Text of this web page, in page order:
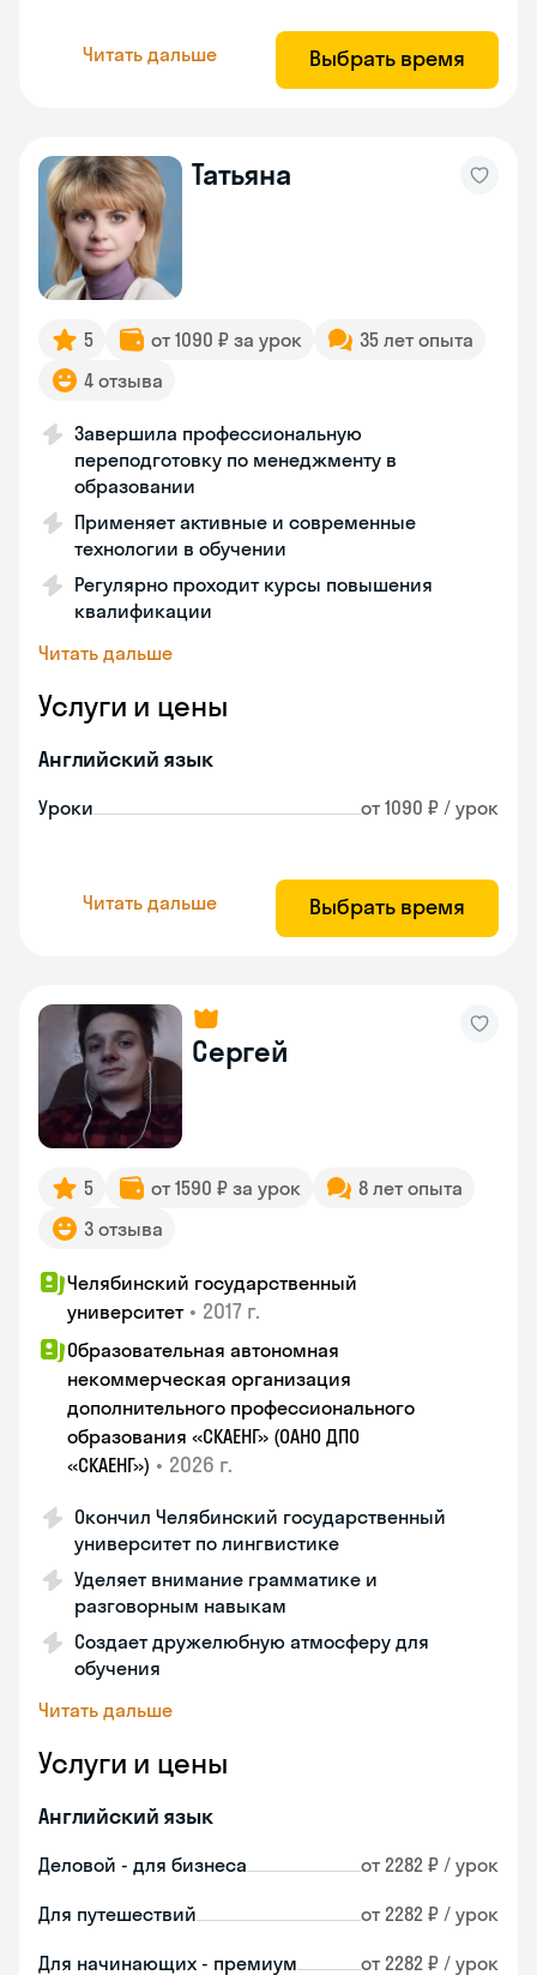
Читать дальше Выбрать время
Татьяна
5 от 1090 ₽ за урок
35 лет опыта
4 отзыва
Завершила профессиональную
переподготовку по менеджменту в
образовании
Применяет активные и современные
технологии в обучении
Регулярно проходит курсы повышения
квалификации
Читать дальше
Услуги и цены
Английский язык
Уроки от 1090 ₽ / урок
Читать дальше Выбрать время
Сергей
5 от 1590 ₽ за урок
8 лет опыта
3 отзыва
Челябинский государственный
университет • 2017 г.
Образовательная автономная
некоммерческая организация
дополнительного профессионального
образования «СКАЕНГ» (ОАНО ДПО
«СКАЕНГ») • 2026 г.
Окончил Челябинский государственный
университет по лингвистике
Уделяет внимание грамматике и
разговорным навыкам
Создает дружелюбную атмосферу для
обучения
Читать дальше
Услуги и цены
Английский язык
Деловой - для бизнеса от 2282 ₽ / урок
Для путешествий от 2282 ₽ / урок
Для начинающих - премиум от 2282 ₽ / урок